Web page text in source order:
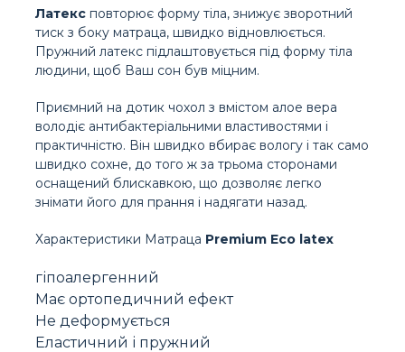
Латекс повторює форму тіла, знижує зворотний
тиск з боку матраца, швидко відновлюється.
Пружний латекс підлаштовується під форму тіла
людини, щоб Ваш сон був міцним.
Приємний на дотик чохол з вмістом алое вера
володіє антибактеріальними властивостями і
практичністю. Він швидко вбирає вологу і так само
швидко сохне, до того ж за трьома сторонами
оснащений блискавкою, що дозволяє легко
знімати його для прання і надягати назад.
Характеристики Матраца Premium Eco latex
гіпоалергенний
Має ортопедичний ефект
Не деформується
Еластичний і пружний